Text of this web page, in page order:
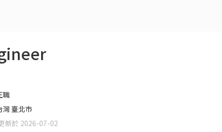
職
灣 臺北市
新於 2026-07-02